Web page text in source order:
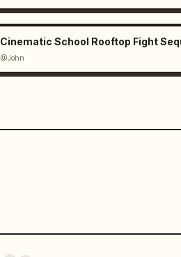
Cinematic School Rooftop Fight
@John